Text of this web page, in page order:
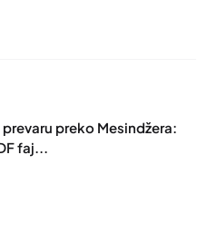
preko Mesindžera:
faj...